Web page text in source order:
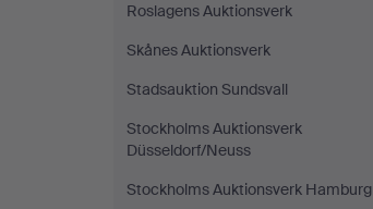
Roslagens Auktionsverk
Skånes Auktionsverk
Stadsauktion Sundsvall
Stockholms Auktionsverk
Düsseldorf/Neuss
Stockholms Auktionsverk Hamburg